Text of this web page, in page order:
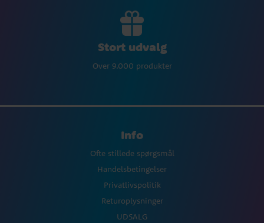
Stort udvalg
Over 9.000 produkter
Info
Ofte stillede spørgsmål
Handelsbetingelser
Privatlivspolitik
Returoplysninger
UDSALG